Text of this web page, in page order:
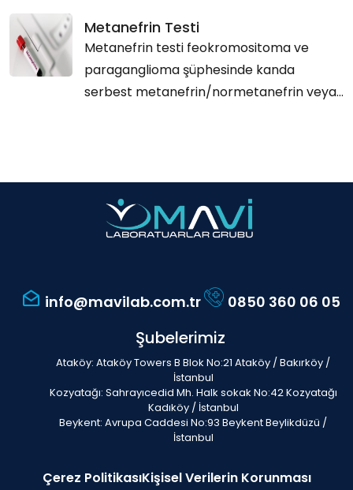
Metanefrin Testi
Metanefrin testi feokromositoma ve
paraganglioma şüphesinde kanda
serbest metanefrin/normetanefrin veya...
info@mavilab.com.tr 0850 360 06 05
Şubelerimiz
Ataköy: Ataköy Towers B Blok No:21 Ataköy / Bakırköy /
İstanbul
Kozyatağı: Sahrayıcedid Mh. Halk sokak No:42 Kozyatağı
Kadıköy / İstanbul
Beykent: Avrupa Caddesi No:93 Beykent Beylikdüzü /
İstanbul
Çerez PolitikasıKişisel Verilerin Korunması